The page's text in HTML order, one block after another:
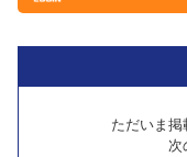
ただいま掲
次